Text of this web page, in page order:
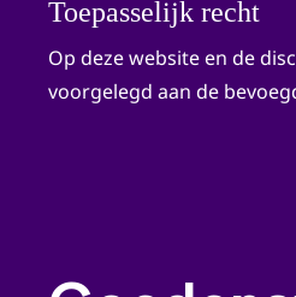
Toepasselijk recht
Op deze website en de
voorgelegd aan de